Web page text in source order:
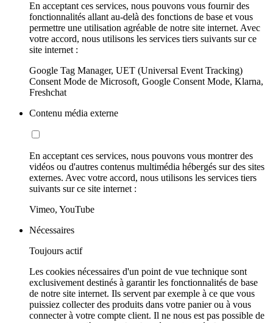
En acceptant ces services, nous pouvons vous fournir des
fonctionnalités allant au-delà des fonctions de base et vous
permettre une utilisation agréable de notre site internet. Avec
votre accord, nous utilisons les services tiers suivants sur ce
site internet :
Google Tag Manager, UET (Universal Event Tracking)
Consent Mode de Microsoft, Google Consent Mode, Klarna,
Freshchat
Contenu média externe
En acceptant ces services, nous pouvons vous montrer des
vidéos ou d'autres contenus multimédia hébergés sur des sites
externes. Avec votre accord, nous utilisons les services tiers
suivants sur ce site internet :
Vimeo, YouTube
Nécessaires
Toujours actif
Les cookies nécessaires d'un point de vue technique sont
exclusivement destinés à garantir les fonctionnalités de base
de notre site internet. Ils servent par exemple à ce que vous
puissiez collecter des produits dans votre panier ou à vous
connecter à votre compte client. Il ne nous est pas possible de